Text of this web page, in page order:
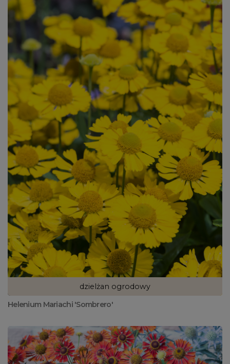
dzielżan ogrodowy
Helenium Mariachi 'Sombrero'